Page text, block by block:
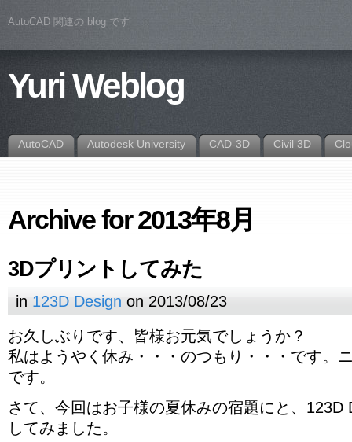
AutoCAD 関連の blog です
Yuri Weblog
AutoCAD Autodesk University CAD-3D Civil 3D
Archive for 2013年8月
3Dプリントしてみた
in 123D Design on 2013/08/23
お久しぶりです、皆様お元気でしょうか？
私はようやく休み・・・のつもり・・・です。
です。
さて、今回はお子様の夏休みの宿題にと、123D
してみました。